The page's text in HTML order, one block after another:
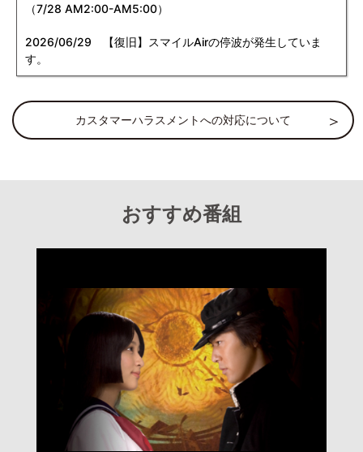
（7/28 AM2:00-AM5:00）
2026/06/29 【復旧】スマイルAirの停波が発生していま
す。
カスタマーハラスメントへの対応について
おすすめ番組